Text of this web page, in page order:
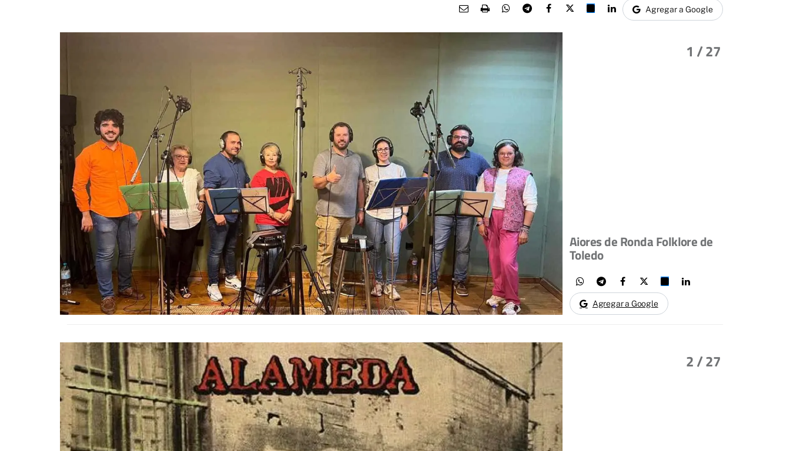
Agregar a Google
1 / 27
Aiores de Ronda Folklore de
Toledo
Agregar a Google
2/ 27